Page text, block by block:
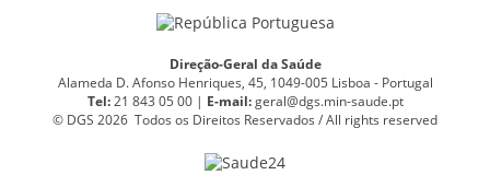
Direção-Geral da Saúde
Alameda D. Afonso Henriques, 45, 1049-005 Lisboa - Portugal
Tel:21 843 05 00 | E-mail: geral@dgs.min-saude.pt
© DGS 2026 Todos os Direitos Reservados / All rights reserved